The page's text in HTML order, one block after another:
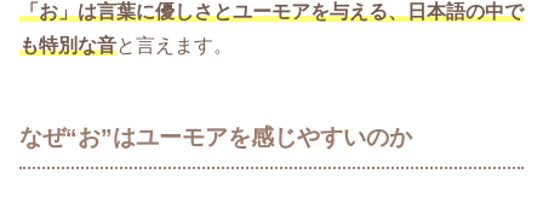
「お」は言葉に優しさとユーモアを与える、日本語の中で
も特別な音と言えます。
なぜ“お”はユーモアを感じやすいのか